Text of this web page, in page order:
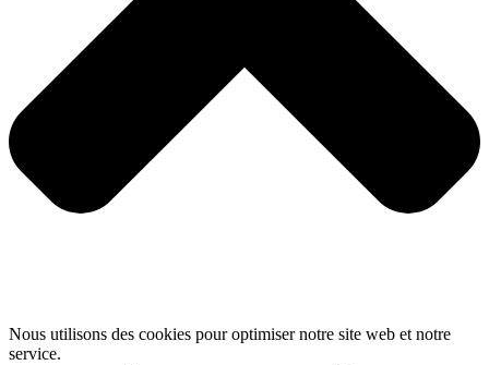
Nous utilisons des cookies pour optimiser notre site web et notre
service.